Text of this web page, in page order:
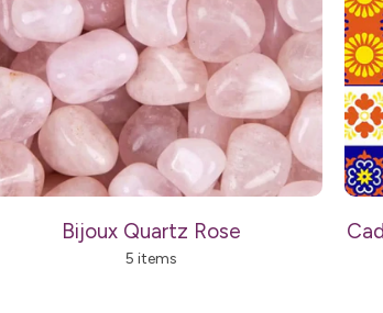
Bijoux Quartz Rose
5 items